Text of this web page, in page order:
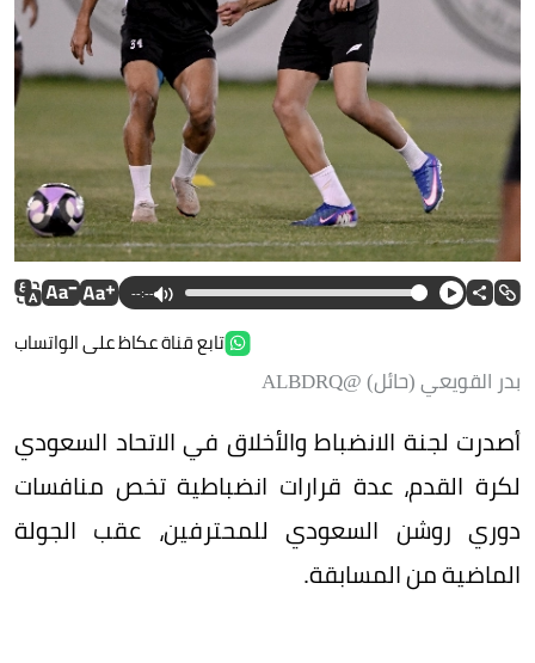
--:--
تابع قناة عكاظ على الواتساب
بدر القويعي (حائل) @ALBDRQ
أصدرت لجنة الانضباط والأخلاق في الاتحاد السعودي
لكرة القدم، عدة قرارات انضباطية تخص منافسات
دوري روشن السعودي للمحترفين، عقب الجولة
الماضية من المسابقة.